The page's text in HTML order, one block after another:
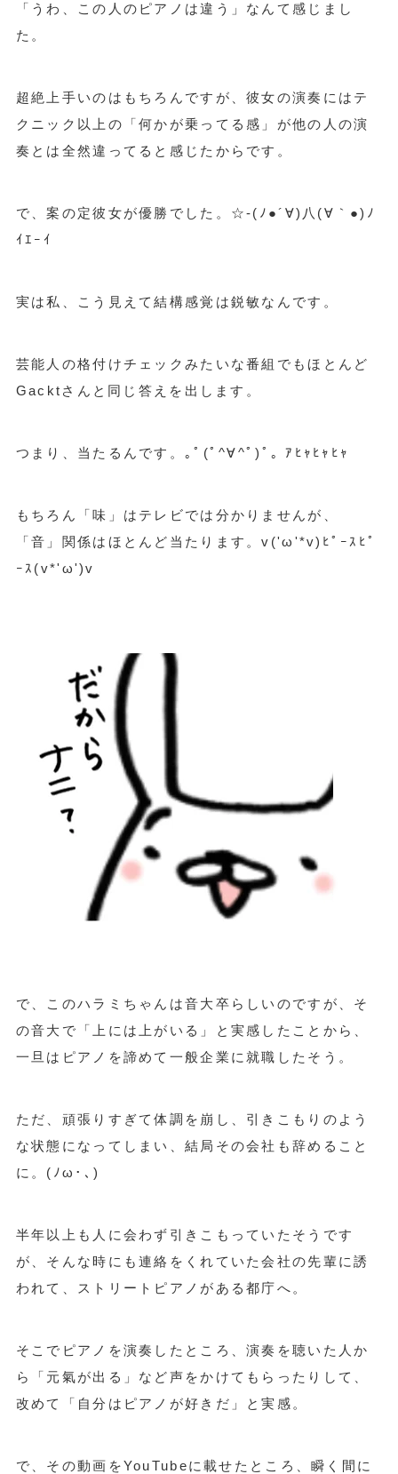
「うわ、この人のピアノは違う」なんて感じまし
た。
超絶上手いのはもちろんですが、彼女の演奏にはテ
クニック以上の「何かが乗ってる感」が他の人の演
奏とは全然違ってると感じたからです。
で、案の定彼女が優勝でした。☆-(ﾉ●´∀)八(∀｀●)ﾉ
ｲｴｰｲ
実は私、こう見えて結構感覚は鋭敏なんです。
芸能人の格付けチェックみたいな番組でもほとんど
Gacktさんと同じ答えを出します。
つまり、当たるんです。｡ﾟ(ﾟ^∀^ﾟ)ﾟ｡ ｱﾋｬﾋｬﾋｬ
もちろん「味」はテレビでは分かりませんが、
「音」関係はほとんど当たります。v('ω'*v)ﾋﾟｰｽﾋﾟ
ｰｽ(v*'ω')v
で、このハラミちゃんは音大卒らしいのですが、そ
の音大で「上には上がいる」と実感したことから、
一旦はピアノを諦めて一般企業に就職したそう。
ただ、頑張りすぎて体調を崩し、引きこもりのよう
な状態になってしまい、結局その会社も辞めること
に。(ﾉω･､)
半年以上も人に会わず引きこもっていたそうです
が、そんな時にも連絡をくれていた会社の先輩に誘
われて、ストリートピアノがある都庁へ。
そこでピアノを演奏したところ、演奏を聴いた人か
ら「元氣が出る」など声をかけてもらったりして、
改めて「自分はピアノが好きだ」と実感。
で、その動画をYouTubeに載せたところ、瞬く間に